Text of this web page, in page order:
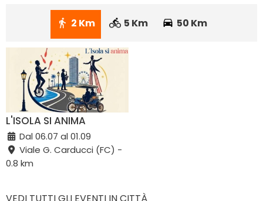
2 Km 5 Km 50 Km
L'ISOLA SI ANIMA
Dal 06.07 al 01.09
Viale G. Carducci (FC) -
0.8 km
VEDI TUTTI GLI EVENTI IN CITTÀ